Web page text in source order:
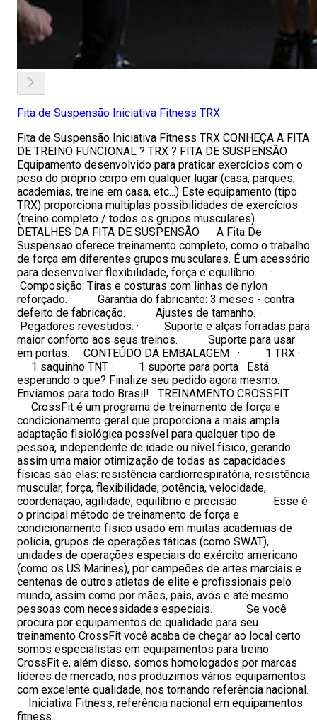
Fita de Suspensão Iniciativa Fitness TRX
Fita de Suspensão Iniciativa Fitness TRX CONHEÇA A FITA
DE TREINO FUNCIONAL ? TRX ? FITA DE SUSPENSÃO
Equipamento desenvolvido para praticar exercícios com o
peso do próprio corpo em qualquer lugar (casa, parques,
academias, treine em casa, etc...) Este equipamento (tipo
TRX) proporciona multiplas possibilidades de exercícios
(treino completo / todos os grupos musculares).
DETALHES DA FITA DE SUSPENSÃO A Fita De
Suspensao oferece treinamento completo, como o trabalho
de força em diferentes grupos musculares. É um acessório
para desenvolver flexibilidade, força e equilíbrio. ·
Composição: Tiras e costuras com linhas de nylon
reforçado. · Garantia do fabricante: 3 meses - contra
defeito de fabricação. · Ajustes de tamanho. ·
Pegadores revestidos. · Suporte e alças forradas para
maior conforto aos seus treinos. · Suporte para usar
em portas. CONTEÚDO DA EMBALAGEM · 1 TRX ·
1 saquinho TNT · 1 suporte para porta Está
esperando o que? Finalize seu pedido agora mesmo.
Enviamos para todo Brasil! TREINAMENTO CROSSFIT
CrossFit é um programa de treinamento de força e
condicionamento geral que proporciona a mais ampla
adaptação fisiológica possível para qualquer tipo de
pessoa, independente de idade ou nível físico, gerando
assim uma maior otimização de todas as capacidades
físicas são elas: resistência cardiorrespiratória, resistência
muscular, força, flexibilidade, potência, velocidade,
coordenação, agilidade, equilíbrio e precisão. Esse é
o principal método de treinamento de força e
condicionamento físico usado em muitas academias de
polícia, grupos de operações táticas (como SWAT),
unidades de operações especiais do exército americano
(como os US Marines), por campeões de artes marciais e
centenas de outros atletas de elite e profissionais pelo
mundo, assim como por mães, pais, avós e até mesmo
pessoas com necessidades especiais. Se você
procura por equipamentos de qualidade para seu
treinamento CrossFit você acaba de chegar ao local certo
somos especialistas em equipamentos para treino
CrossFit e, além disso, somos homologados por marcas
líderes de mercado, nós produzimos vários equipamentos
com excelente qualidade, nos tornando referência nacional.
Iniciativa Fitness, referência nacional em equipamentos
fitness.